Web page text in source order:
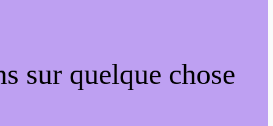
sur quelque chose